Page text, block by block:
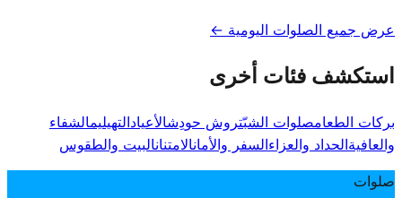
عرض جميع الصلوات اليومية ←
استكشف فئات أخرى
بركات الطعامصلوات الشبّتروش حودِشالأعيادالتهيليمالشفاء
والعافيةالحداد والعزاءالسفر والأمانالامتنانالبيت والطقوس
صلوات